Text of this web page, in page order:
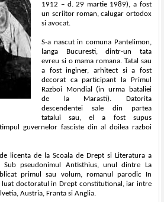
1912 – d. 29 martie 1989), a fost
un scriitor roman, calugar ortodox
si avocat.
S-a nascut in comuna Pantelimon,
langa Bucuresti, dintr-un tata
evreu si o mama romana. Tatal sau
a fost inginer, arhitect si a fost
decorat ca participant la Primul
Razboi Mondial (in urma bataliei
de la Marasti). Datorita
descendentei sale din partea
tatalui sau, el a fost supus
guvernelor fasciste din al doilea razboi
licenta de la Scoala de Drept si Literatura a
Sub pseudonimul Antisthius, unul dintre La
primul sau volum, romanul parodic In
luat doctoratul in Drept constitutional, iar intre
Austria, Franta si Anglia.